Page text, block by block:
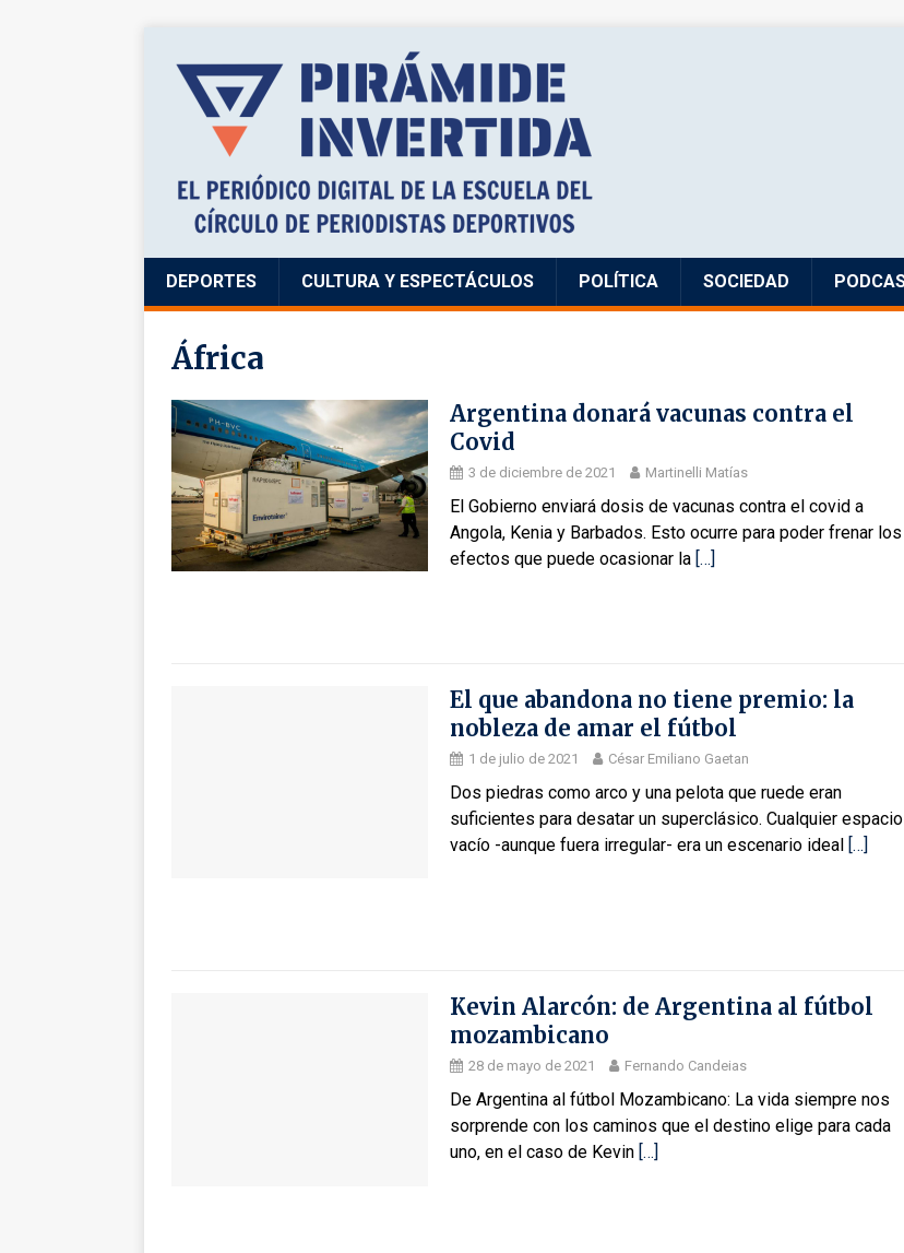
DEPORTES CULTURA Y ESPECTÁCULOS POLÍTICA SOCIEDAD
África
Argentina donará vacunas contra el
Covid
3 de diciembre de 2021 Martinelli Matías
El Gobierno enviará dosis de vacunas contra el covid a
Angola, Kenia y Barbados. Esto ocurre para poder frenar los
efectos que puede ocasionar la […]
El que abandona no tiene premio: la
nobleza de amar el fútbol
1 de julio de 2021 César Emiliano Gaetan
Dos piedras como arco y una pelota que ruede eran
suficientes para desatar un superclásico. Cualquier espacio
vacío -aunque fuera irregular- era un escenario ideal […]
Kevin Alarcón: de Argentina al fútbol
mozambicano
28 de mayo de 2021 Fernando Candeias
De Argentina al fútbol Mozambicano: La vida siempre nos
sorprende con los caminos que el destino elige para cada
uno, en el caso de Kevin […]